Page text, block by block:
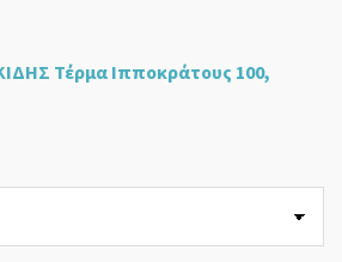
Τέρμα Ιπποκράτους 100,